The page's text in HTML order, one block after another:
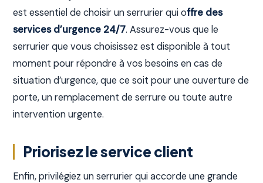
est essentiel de choisir un serrurier qui offre des
services d’urgence 24/7. Assurez-vous que le
serrurier que vous choisissez est disponible à tout
moment pour répondre à vos besoins en cas de
situation d’urgence, que ce soit pour une ouverture de
porte, un remplacement de serrure ou toute autre
intervention urgente.
Priorisez le service client
Enfin, privilégiez un serrurier qui accorde une grande